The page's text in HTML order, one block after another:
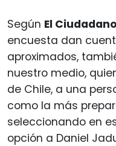
Según El Ciudadano
encuesta dan
aproximados,
nuestro medio,
de Chile, a una
como la más
seleccionando en
opción a Daniel